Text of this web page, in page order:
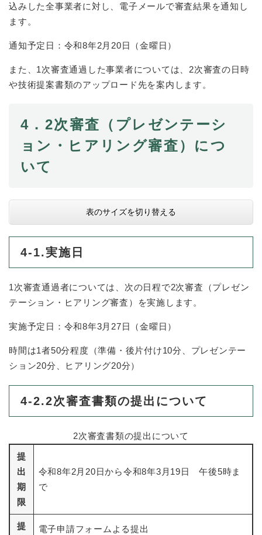
込みした全事業者に対し、電子メールで審査結果を通知し
ます。
通知予定日：令和8年2月20日（金曜日）
また、1次審査通過した事業者については、2次審査の日時
や技術提案書類のアップロード先を案内します。
4．2次審査（プレゼンテーシ
ョン・ヒアリング審査）につ
いて
表のサイズを切り替える
4-1.実施日
1次審査通過者については、次の日程で2次審査（プレゼン
テーション・ヒアリング審査）を実施します。
実施予定日：令和8年3月27日（金曜日）
時間は1者50分程度（準備・後片付け10分、プレゼンテー
ション20分、ヒアリング20分）
4-2.2次審査書類の提出について
2次審査書類の提出について
提
出
期
限
令和8年2月20日から令和8年3月19日 午後5時ま
で
提
電子申請フォームよる提出